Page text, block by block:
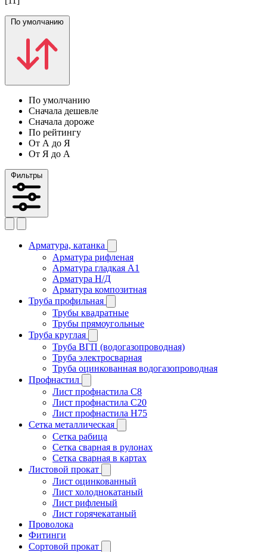
По умолчанию
По умолчанию
Сначала дешевле
Сначала дороже
По рейтингу
От А до Я
От Я до А
Фильтры
Арматура, катанка
Арматура рифленая
Арматура гладкая A1
Арматура Н/Д
Арматура композитная
Труба профильная
Трубы квадратные
Трубы прямоугольные
Труба круглая
Труба ВГП (водогазопроводная)
Труба электросварная
Труба оцинкованная водогазопроводная
Профнастил
Лист профнастила С8
Лист профнастила С20
Лист профнастила Н75
Сетка металлическая
Сетка рабица
Сетка сварная в рулонах
Сетка сварная в картах
Листовой прокат
Лист оцинкованный
Лист холоднокатаный
Лист рифленый
Лист горячекатаный
Проволока
Фитинги
Сортовой прокат